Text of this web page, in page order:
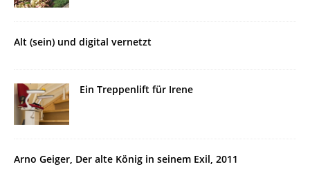
Alt (sein) und digital vernetzt
Ein Treppenlift für Irene
Arno Geiger, Der alte König in seinem Exil, 2011